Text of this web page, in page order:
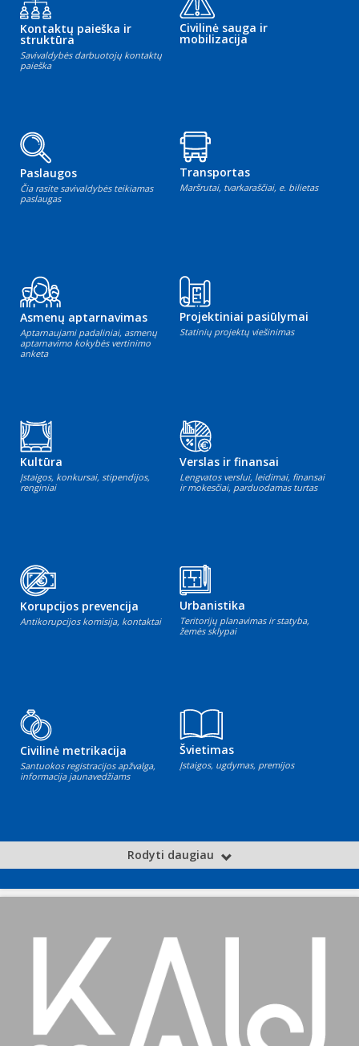
Kontaktų paieška ir
struktūra
Savivaldybės darbuotojų kontaktų
paieška
Civilinė sauga ir
mobilizacija
Paslaugos
Čia rasite savivaldybės teikiamas
paslaugas
Transportas
Maršrutai, tvarkaraščiai, e. bilietas
Asmenų aptarnavimas
Aptarnaujami padaliniai, asmenų
aptarnavimo kokybės vertinimo
anketa
Projektiniai pasiūlymai
Statinių projektų viešinimas
Kultūra
Įstaigos, konkursai, stipendijos,
renginiai
Verslas ir finansai
Lengvatos verslui, leidimai, finansai
ir mokesčiai, parduodamas turtas
Korupcijos prevencija
Antikorupcijos komisija, kontaktai
Urbanistika
Teritorijų planavimas ir statyba,
žemės sklypai
Civilinė metrikacija
Santuokos registracijos apžvalga,
informacija jaunavedžiams
Švietimas
Įstaigos, ugdymas, premijos
Rodyti daugiau